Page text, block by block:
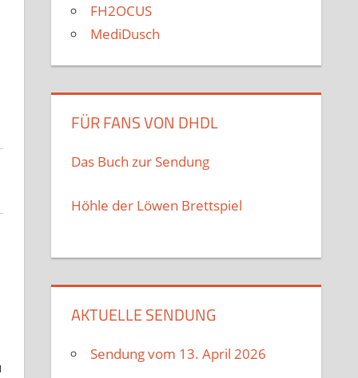
FH2OCUS
MediDusch
FÜR FANS VON DHDL
Das Buch zur Sendung
Höhle der Löwen Brettspiel
AKTUELLE SENDUNG
Sendung vom 13. April 2026